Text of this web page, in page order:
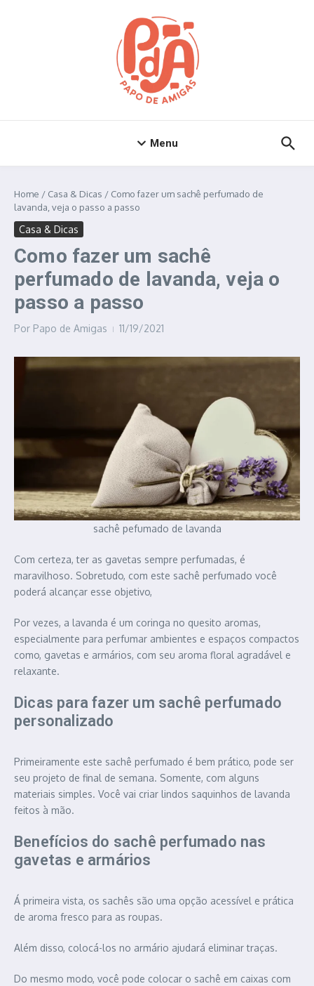
Menu
Home / Casa & Dicas / Como fazer um sachê perfumado de
lavanda, veja o passo a passo
Casa & Dicas
Como fazer um sachê
perfumado de lavanda, veja o
passo a passo
Por Papo de Amigas 11/19/2021
sachê pefumado de lavanda
Com certeza, ter as gavetas sempre perfumadas, é
maravilhoso. Sobretudo, com este sachê perfumado você
poderá alcançar esse objetivo,
Por vezes, a lavanda é um coringa no quesito aromas,
especialmente para perfumar ambientes e espaços compactos
como, gavetas e armários, com seu aroma floral agradável e
relaxante.
Dicas para fazer um sachê perfumado
personalizado
Primeiramente este sachê perfumado é bem prático, pode ser
seu projeto de final de semana. Somente, com alguns
materiais simples. Você vai criar lindos saquinhos de lavanda
feitos à mão.
Benefícios do sachê perfumado nas
gavetas e armários
Á primeira vista, os sachês são uma opção acessível e prática
de aroma fresco para as roupas.
Além disso, colocá-los no armário ajudará eliminar traças.
Do mesmo modo, você pode colocar o sachê em caixas com